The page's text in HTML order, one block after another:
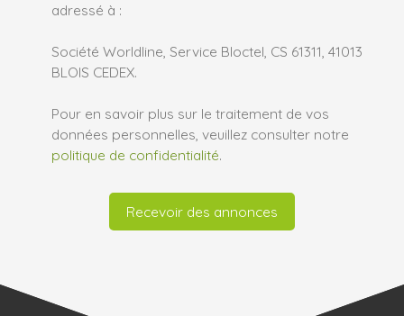
adressé à :
Société Worldline, Service Bloctel, CS 61311, 41013
BLOIS CEDEX.
Pour en savoir plus sur le traitement de vos
données personnelles, veuillez consulter notre
politique de confidentialité.
Recevoir des annonces